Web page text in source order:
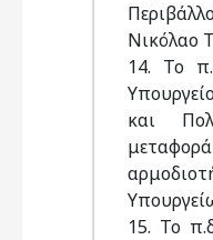
Νικόλαο
14. Το
και
15. Το